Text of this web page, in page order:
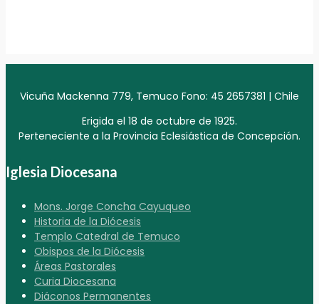
Vicuña Mackenna 779, Temuco Fono: 45 2657381 | Chile
Erigida el 18 de octubre de 1925.
Perteneciente a la Provincia Eclesiástica de Concepción.
Iglesia Diocesana
Mons. Jorge Concha Cayuqueo
Historia de la Diócesis
Templo Catedral de Temuco
Obispos de la Diócesis
Áreas Pastorales
Curia Diocesana
Diáconos Permanentes